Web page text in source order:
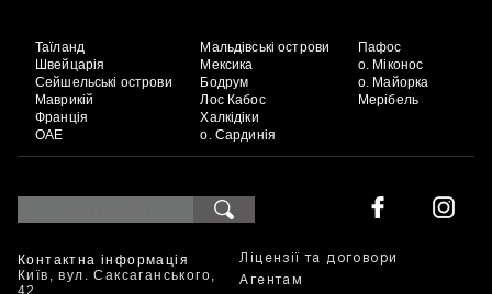
Таїланд
Швейцарія
Сейшельські острови
Маврикій
Франція
ОАЕ
Мальдівські острови
Мексика
Бодрум
Лос Кабос
Халкідіки
о. Сардинія
Пафос
о. Міконос
о. Майорка
Мерібель
Контактна інформація
Київ, вул. Саксаганського,
42
Ліцензії та договори
Агентам